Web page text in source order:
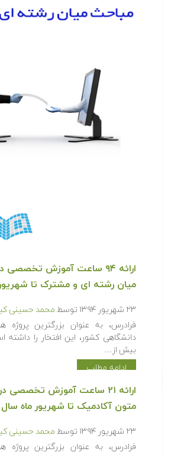
ارائه ۹۴ ساعت آموزش
میان رشته ای و مشترک تا شهریور
۲۳ شهریور ۱۳۹۴ توسط محمد حسینی
فرادرس، به عنوان بزرگترین
دانشگاهی کشور، این افتخار را
بیش از…
ادامه مطلب
ارائه ۲۱ ساعت آموزش تخصصی
متون آکادمیک تا شهریور ماه سال ۹۴
۲۳ شهریور ۱۳۹۴ توسط محمد حسینی
فرادرس، به عنوان بزرگترین